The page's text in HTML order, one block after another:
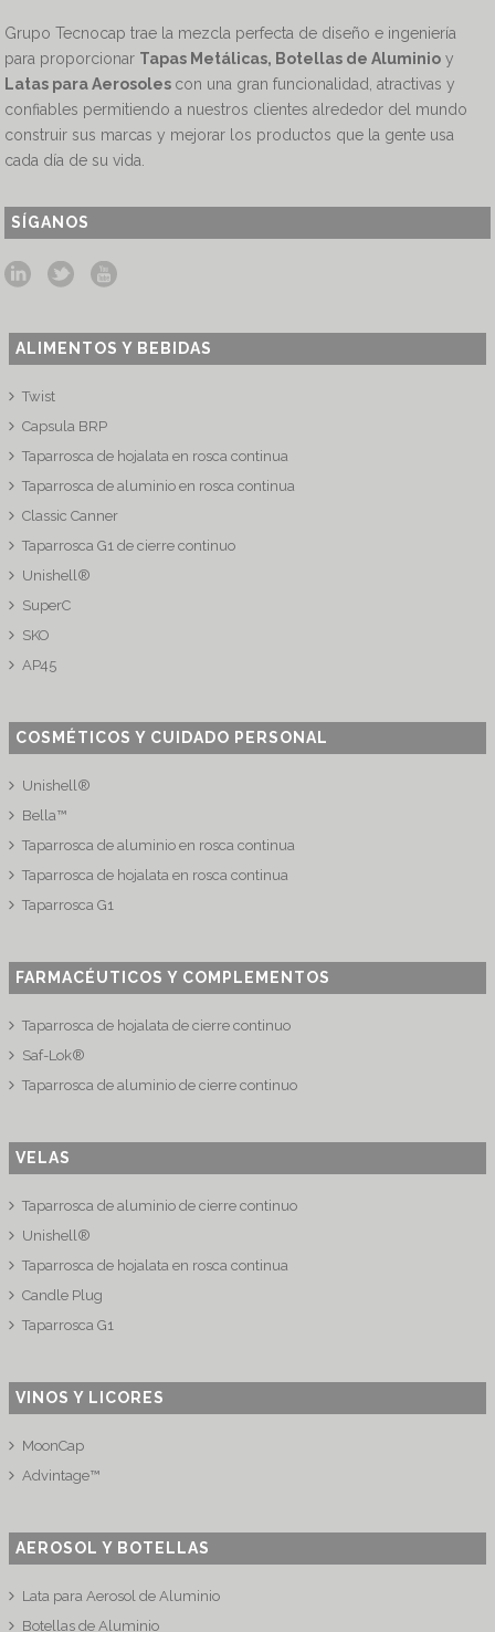
Grupo Tecnocap trae la mezcla perfecta de diseño e ingeniería
para proporcionar Tapas Metálicas, Botellas de Aluminio y
Latas para Aerosoles con una gran funcionalidad, atractivas y
confiables permitiendo a nuestros clientes alrededor del mundo
construir sus marcas y mejorar los productos que la gente usa
cada día de su vida.
SÍGANOS
ALIMENTOS Y BEBIDAS
Twist
Capsula BRP
Taparrosca de hojalata en rosca continua
Taparrosca de aluminio en rosca continua
Classic Canner
Taparrosca G1 de cierre continuo
Unishell®
SuperC
SKO
AP45
COSMÉTICOS Y CUIDADO PERSONAL
Unishell®
Bella™
Taparrosca de aluminio en rosca continua
Taparrosca de hojalata en rosca continua
Taparrosca G1
FARMACÉUTICOS Y COMPLEMENTOS
Taparrosca de hojalata de cierre continuo
Saf-Lok®
Taparrosca de aluminio de cierre continuo
VELAS
Taparrosca de aluminio de cierre continuo
Unishell®
Taparrosca de hojalata en rosca continua
Candle Plug
Taparrosca G1
VINOS Y LICORES
MoonCap
Advintage™
AEROSOL Y BOTELLAS
Lata para Aerosol de Aluminio
Botellas de Aluminio